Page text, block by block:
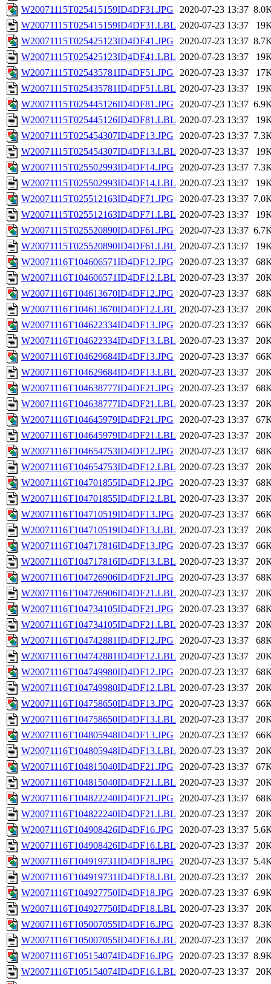
W20071115T025415159ID4DF31.JPG
2020-07-23 13:37
W20071115T025415159ID4DF31.LBL 2020-07-23 13:37
W20071115T025425123ID4DF41.JPG
2020-07-23 13:37
W20071115T025425123ID4DF41.LBL 2020-07-23 13:37
W20071115T025435781ID4DF51.JPG
2020-07-23 13:37
W20071115T025435781ID4DF51.LBL 2020-07-23 13:37
W20071115T025445126ID4DF81.JPG
2020-07-23 13:37
W20071115T025445126ID4DF81.LBL 2020-07-23 13:37
W20071115T025454307ID4DF13.JPG
2020-07-23 13:37
W20071115T025454307ID4DF13.LBL 2020-07-23 13:37
W20071115T025502993ID4DF14.JPG
2020-07-23 13:37
W20071115T025502993ID4DF14.LBL 2020-07-23 13:37
W20071115T025512163ID4DF71.JPG
2020-07-23 13:37
W20071115T025512163ID4DF71.LBL 2020-07-23 13:37
W20071115T025520890ID4DF61.JPG
2020-07-23 13:37
W20071115T025520890ID4DF61.LBL 2020-07-23 13:37
W20071116T104606571ID4DF12.JPG
2020-07-23 13:37
W20071116T104606571ID4DF12.LBL 2020-07-23 13:37
W20071116T104613670ID4DF12.JPG
2020-07-23 13:37
W20071116T104613670ID4DF12.LBL 2020-07-23 13:37
W20071116T104622334ID4DF13.JPG
2020-07-23 13:37
W20071116T104622334ID4DF13.LBL 2020-07-23 13:37
W20071116T104629684ID4DF13.JPG
2020-07-23 13:37
W20071116T104629684ID4DF13.LBL 2020-07-23 13:37
W20071116T104638777ID4DF21.JPG
2020-07-23 13:37
W20071116T104638777ID4DF21.LBL 2020-07-23 13:37
W20071116T104645979ID4DF21.JPG
2020-07-23 13:37
W20071116T104645979ID4DF21.LBL 2020-07-23 13:37
W20071116T104654753ID4DF12.JPG
2020-07-23 13:37
W20071116T104654753ID4DF12.LBL 2020-07-23 13:37
W20071116T104701855ID4DF12.JPG
2020-07-23 13:37
W20071116T104701855ID4DF12.LBL 2020-07-23 13:37
W20071116T104710519ID4DF13.JPG
2020-07-23 13:37
W20071116T104710519ID4DF13.LBL 2020-07-23 13:37
W20071116T104717816ID4DF13.JPG
2020-07-23 13:37
W20071116T104717816ID4DF13.LBL 2020-07-23 13:37
W20071116T104726906ID4DF21.JPG
2020-07-23 13:37
W20071116T104726906ID4DF21.LBL 2020-07-23 13:37
W20071116T104734105ID4DF21.JPG
2020-07-23 13:37
W20071116T104734105ID4DF21.LBL 2020-07-23 13:37
W20071116T104742881ID4DF12.JPG
2020-07-23 13:37
W20071116T104742881ID4DF12.LBL 2020-07-23 13:37
W20071116T104749980ID4DF12.JPG
2020-07-23 13:37
W20071116T104749980ID4DF12.LBL 2020-07-23 13:37
W20071116T104758650ID4DF13.JPG
2020-07-23 13:37
W20071116T104758650ID4DF13.LBL 2020-07-23 13:37
W20071116T104805948ID4DF13.JPG
2020-07-23 13:37
W20071116T104805948ID4DF13.LBL 2020-07-23 13:37
W20071116T104815040ID4DF21.JPG
2020-07-23 13:37
W20071116T104815040ID4DF21.LBL 2020-07-23 13:37
W20071116T104822240ID4DF21.JPG
2020-07-23 13:37
W20071116T104822240ID4DF21.LBL 2020-07-23 13:37
W20071116T104908426ID4DF16.JPG
2020-07-23 13:37
W20071116T104908426ID4DF16.LBL 2020-07-23 13:37
W20071116T104919731ID4DF18.JPG
2020-07-23 13:37
W20071116T104919731ID4DF18.LBL 2020-07-23 13:37
W20071116T104927750ID4DF18.JPG
2020-07-23 13:37
W20071116T104927750ID4DF18.LBL 2020-07-23 13:37
W20071116T105007055ID4DF16.JPG
2020-07-23 13:37
W20071116T105007055ID4DF16.LBL 2020-07-23 13:37
W20071116T105154074ID4DF16.JPG
2020-07-23 13:37
W20071116T105154074ID4DF16.LBL 2020-07-23 13:37